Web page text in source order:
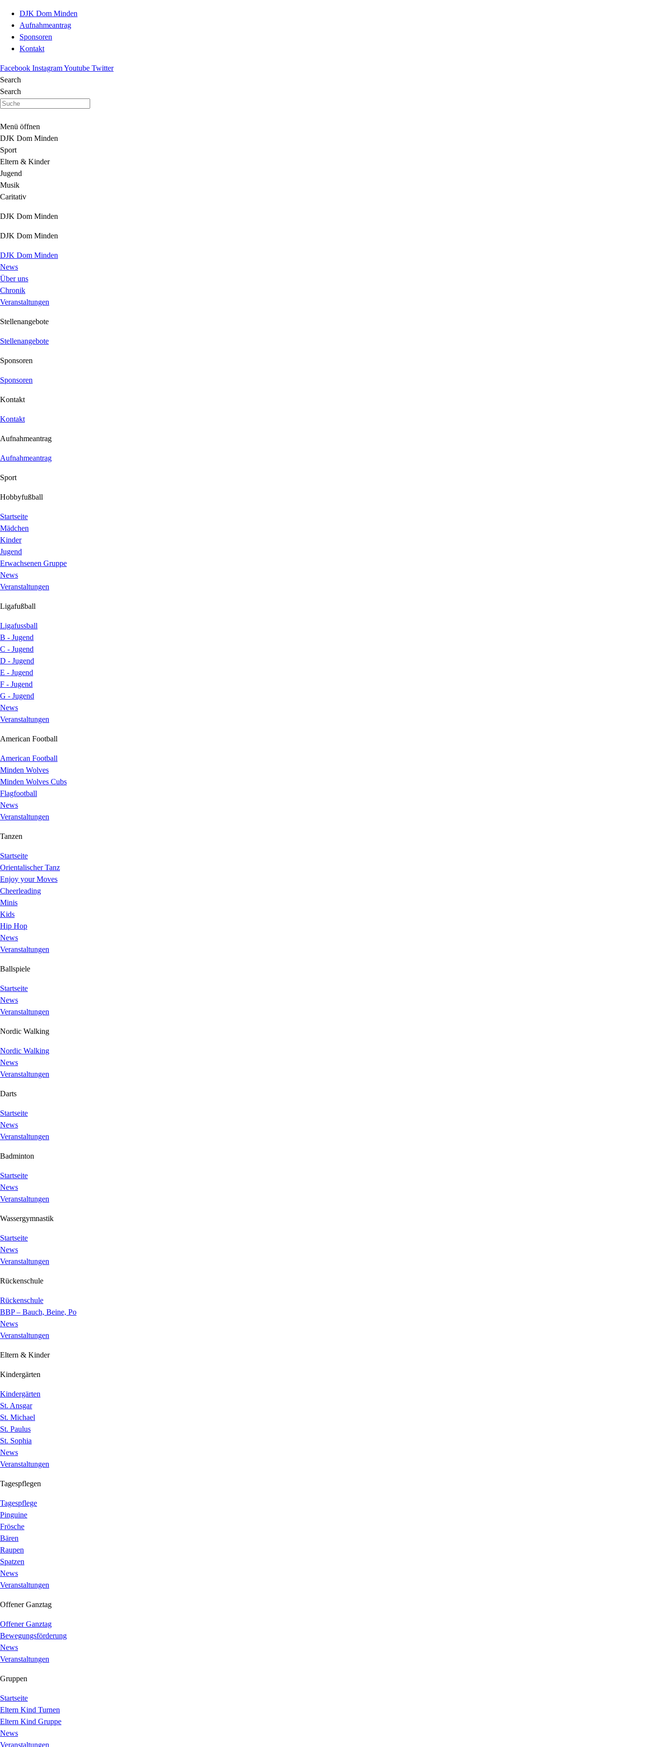
DJK Dom Minden
Aufnahmeantrag
Sponsoren
Kontakt
Facebook InstagramYoutube Twitter
Search
Search
Menü öffnen
DJK Dom Minden
Sport
Eltern & Kinder
Jugend
Musik
Caritativ
DJK Dom Minden
DJK Dom Minden
DJK Dom Minden
News
Über uns
Chronik
Veranstaltungen
Stellenangebote
Stellenangebote
Sponsoren
Sponsoren
Kontakt
Kontakt
Aufnahmeantrag
Aufnahmeantrag
Sport
Hobbyfußball
Startseite
Mädchen
Kinder
Jugend
Erwachsenen Gruppe
News
Veranstaltungen
Ligafußball
Ligafussball
B - Jugend
C - Jugend
D - Jugend
E - Jugend
F - Jugend
G - Jugend
News
Veranstaltungen
American Football
American Football
Minden Wolves
Minden Wolves Cubs
Flagfootball
News
Veranstaltungen
Tanzen
Startseite
Orientalischer Tanz
Enjoy your Moves
Cheerleading
Minis
Kids
Hip Hop
News
Veranstaltungen
Ballspiele
Startseite
News
Veranstaltungen
Nordic Walking
Nordic Walking
News
Veranstaltungen
Darts
Startseite
News
Veranstaltungen
Badminton
Startseite
News
Veranstaltungen
Wassergymnastik
Startseite
News
Veranstaltungen
Rückenschule
Rückenschule
BBP – Bauch, Beine, Po
News
Veranstaltungen
Eltern & Kinder
Kindergärten
Kindergärten
St. Ansgar
St. Michael
St. Paulus
St. Sophia
News
Veranstaltungen
Tagespflegen
Tagespflege
Pinguine
Frösche
Bären
Raupen
Spatzen
News
Veranstaltungen
Offener Ganztag
Offener Ganztag
Bewegungsförderung
News
Veranstaltungen
Gruppen
Startseite
Eltern Kind Turnen
Eltern Kind Gruppe
News
Veranstaltungen